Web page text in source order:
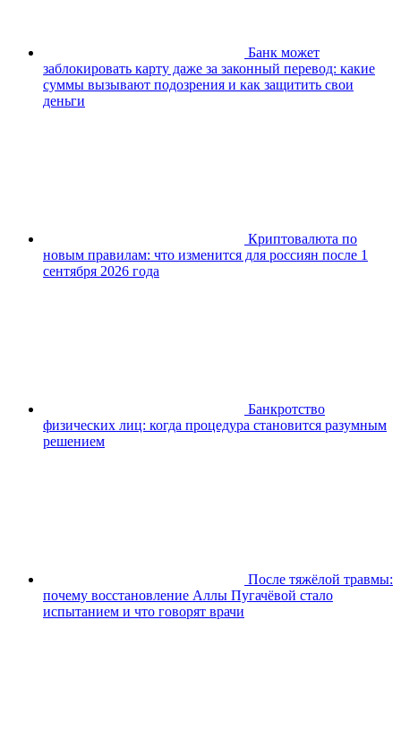
Банк может
заблокировать карту даже за законный перевод: какие
суммы вызывают подозрения и как защитить свои
деньги
Криптовалюта по
новым правилам: что изменится для россиян после 1
сентября 2026 года
Банкротство
физических лиц: когда процедура становится разумным
решением
После тяжёлой травмы:
почему восстановление Аллы Пугачёвой стало
испытанием и что говорят врачи